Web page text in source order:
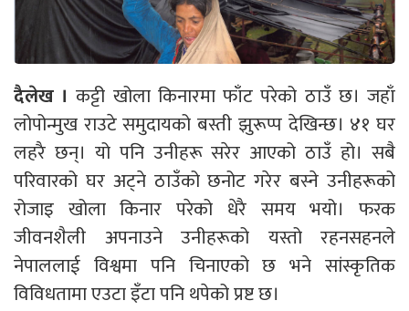
दैलेख ।कट्टी खोला किनारमा फाँट परेको ठाउँ छ। जहाँ
लोपोन्मुख राउटे समुदायको बस्ती झुरूप्प देखिन्छ। ४१ घर
लहरै छन्। यो पनि उनीहरू सरेर आएको ठाउँ हो। सबै
परिवारको घर अट्ने ठाउँको छनोट गरेर बस्ने उनीहरूको
रोजाइ खोला किनार परेको धेरै समय भयो। फरक
जीवनशैली अपनाउने उनीहरूको यस्तो रहनसहनले
नेपाललाई विश्वमा पनि चिनाएको छ भने सांस्कृतिक
विविधतामा एउटा इँटा पनि थपेको प्रष्ट छ।